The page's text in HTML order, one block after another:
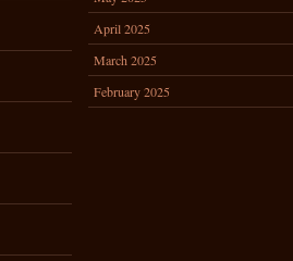
April 2025
March 2025
February 2025